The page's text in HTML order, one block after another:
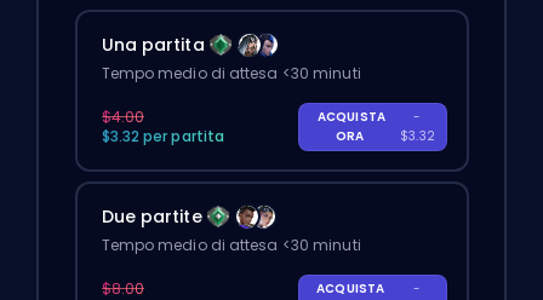
Una partita
Tempo medio di attesa <30 minuti
$4.00
$3.32 per partita
ACQUISTA
ORA
-
$3.32
Due partite
Tempo medio di attesa <30 minuti
$8.00
ACQUISTA
-